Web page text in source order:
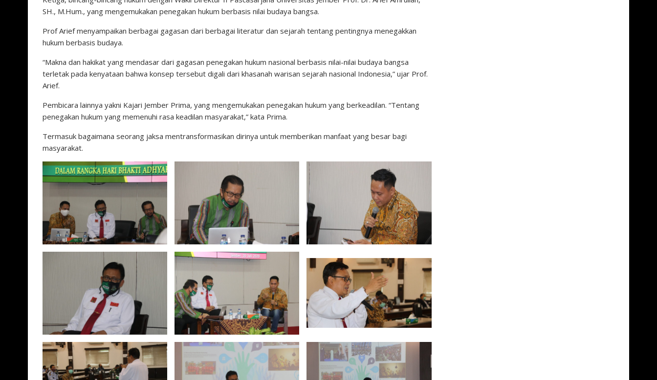
SH., M.Hum., yang mengemukakan penegakan hukum berbasis nilai budaya bangsa.
Prof Arief menyampaikan berbagai gagasan dari berbagai literatur dan sejarah tentang pentingnya menegakkan
hukum berbasis budaya.
“Makna dan hakikat yang mendasar dari gagasan penegakan hukum nasional berbasis nilai-nilai budaya bangsa
terletak pada kenyataan bahwa konsep tersebut digali dari khasanah warisan sejarah nasional Indonesia,” ujar Prof.
Arief.
Pembicara lainnya yakni Kajari Jember Prima, yang mengemukakan penegakan hukum yang berkeadilan. “Tentang
penegakan hukum yang memenuhi rasa keadilan masyarakat,” kata Prima.
Termasuk bagaimana seorang jaksa mentransformasikan dirinya untuk memberikan manfaat yang besar bagi
masyarakat.